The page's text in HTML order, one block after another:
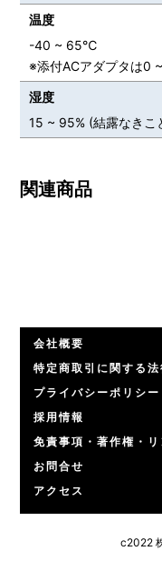
温度
-40 ~ 65℃
※添付ACアダプタは0
湿度
15 ~ 95% (結露なきこ
関連商品
会社概要
特定商取引に関する
プライバシーポリシー
採用情報
免責事項・著作権・
お問合せ
アクセス
c2022